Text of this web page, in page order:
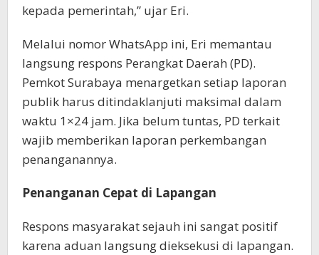
kepada pemerintah,” ujar Eri.
Melalui nomor WhatsApp ini, Eri memantau
langsung respons Perangkat Daerah (PD).
Pemkot Surabaya menargetkan setiap laporan
publik harus ditindaklanjuti maksimal dalam
waktu 1×24 jam. Jika belum tuntas, PD terkait
wajib memberikan laporan perkembangan
penanganannya.
Penanganan Cepat di Lapangan
Respons masyarakat sejauh ini sangat positif
karena aduan langsung dieksekusi di lapangan.